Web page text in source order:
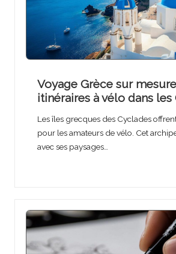
Voyage Grèce sur
itinéraires à vélo dans les
Les îles grecques des Cyclades
pour les amateurs de vélo. Cet
avec ses paysages…